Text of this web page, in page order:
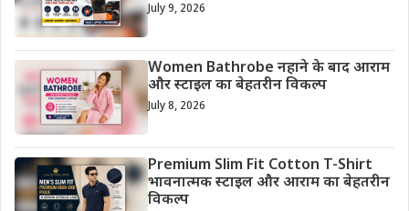
July 9, 2026
Women Bathrobe नहाने के बाद आराम
और स्टाइल का बेहतरीन विकल्प
July 8, 2026
Premium Slim Fit Cotton T-Shirt
भावनात्मक स्टाइल और आराम का बेहतरीन
विकल्प